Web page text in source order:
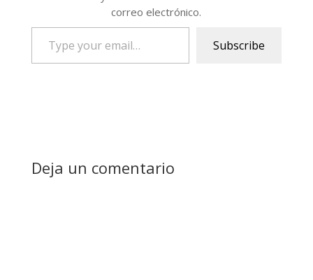
correo electrónico.
email…
Subscribe
Deja un comentario